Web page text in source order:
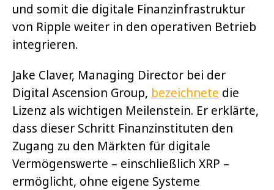
und somit die digitale Finanzinfrastruktur
von Ripple weiter in den operativen Betrieb
integrieren.
Jake Claver, Managing Director bei der
Digital Ascension Group, bezeichnete die
Lizenz als wichtigen Meilenstein. Er erklärte,
dass dieser Schritt Finanzinstituten den
Zugang zu den Märkten für digitale
Vermögenswerte – einschließlich XRP –
ermöglicht, ohne eigene Systeme